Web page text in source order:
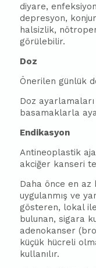
diyare,
depresyon,
halsizlik,
görülebilir.
Doz
Önerilen günlük
Doz
basamaklarla
Endikasyon
Antineoplastik
akciğer kanseri
Daha önce en
uygulanmış ve
gösteren, lokal
bulunan, sigara
adenokanser
küçük hücreli
kullanılır.